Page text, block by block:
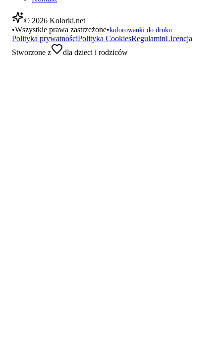
© 2026 Kolorki.net
•Wszystkie prawa zastrzeżone•kolorowanki do druku
Polityka prywatnościPolityka CookiesRegulaminLicencja
Stworzone z
dla dzieci i rodziców